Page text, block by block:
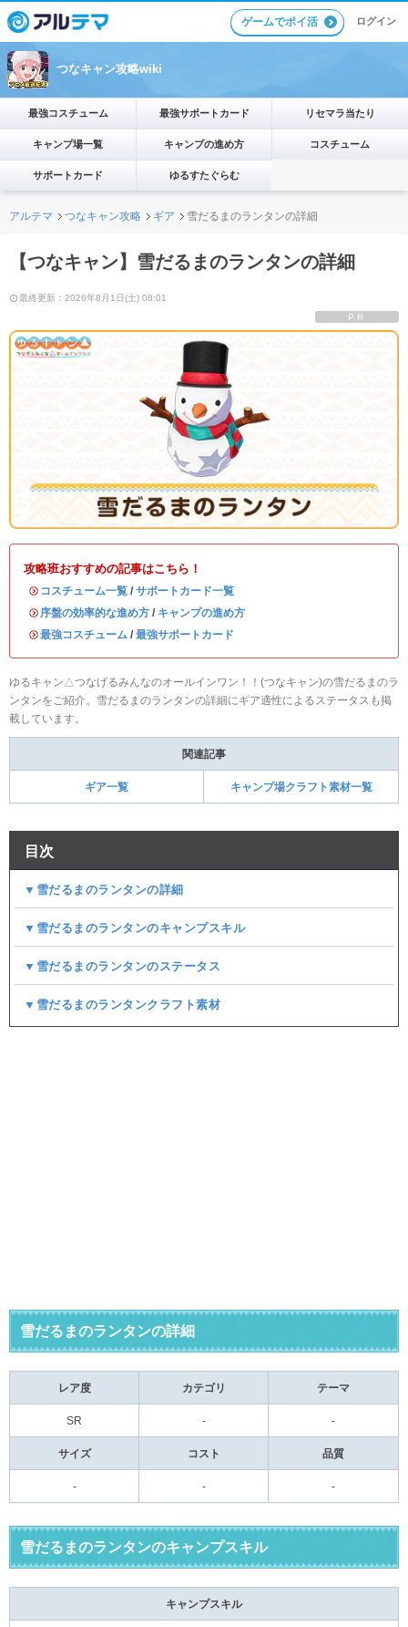
ゲームでポイ活 ログイン
つなキャン攻略wiki
最強コスチューム 最強サポートカード リセマラ当たり
キャンプ場一覧 キャンプの進め方 コスチューム
サポートカード ゆるすたぐらむ
アルテマ つなキャン攻略 ギア 雪だるまのランタンの詳細
【つなキャン】雪だるまのランタンの詳細
最終更新：2026年8月1日(土) 08:01
PR
攻略班おすすめの記事はこちら！
・ コスチューム一覧 / サポートカード一覧
・ 序盤の効率的な進め方 / キャンプの進め方
・最強コスチューム / 最強サポートカード
ゆるキャン△つなげるみんなのオールインワン！！(つなキャン)の雪だるまのラ
ンタンをご紹介。雪だるまのランタンの詳細にギア適性によるステータスも掲
載しています。
関連記事
ギア一覧 キャンプ場クラフト素材一覧
目次
▼雪だるまのランタンの詳細
▼雪だるまのランタンのキャンプスキル
▼雪だるまのランタンのステータス
▼雪だるまのランタンクラフト素材
雪だるまのランタンの詳細
レア度 カテゴリ テーマ
SR - -
サイズ コスト 品質
- - -
雪だるまのランタンのキャンプスキル
キャンプスキル